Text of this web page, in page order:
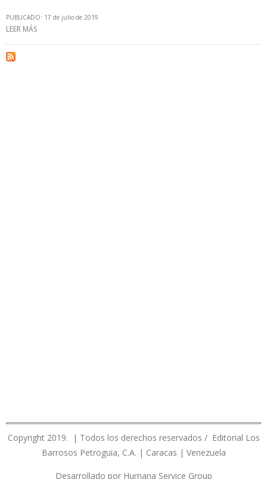
PUBLICADO: 17 de julio de 2019
LEER MÁS
Copyright 2019. | Todos los derechos reservados / Editorial Los
Barrosos Petroguia, C.A. | Caracas | Venezuela
Desarrollado por Humana Service Group